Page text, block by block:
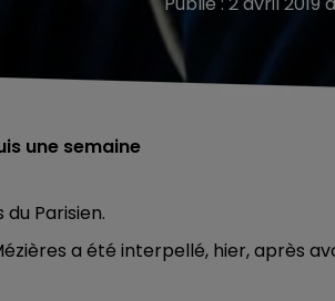
une semaine
Parisien.
a été interpellé, hier, après